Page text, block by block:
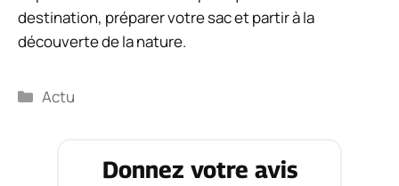
destination, préparer votre sac et partir à la
découverte de la nature.
Catégories
Actu
Donnez votre avis